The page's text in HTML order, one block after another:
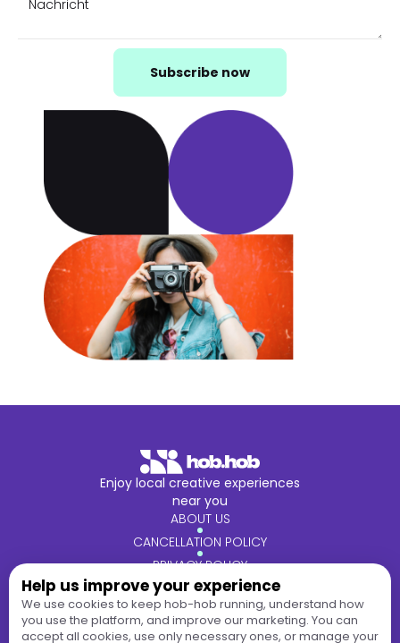
Enjoy local creative experiences
near you
ABOUT US
CANCELLATION POLICY
PRIVACY POLICY
TERMS & CONDITIONS
Contact us
Help us improve your experience
We use cookies to keep hob-hob running, understand how
you use the platform, and improve our marketing. You can
accept all cookies, use only necessary ones, or manage your